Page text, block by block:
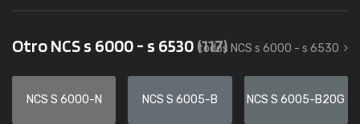
Otro NCS s 6000 - s 6530(117)
todos NCS s 6000 - s 6530
NCS S 6000-N NCS S 6005-B NCS S 6005-B20G